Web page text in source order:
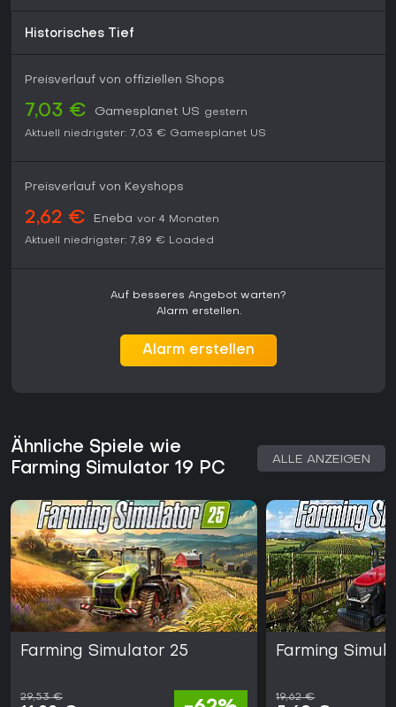
Historisches Tief
Preisverlauf von offiziellen Shops
7,03 € Gamesplanet US gestern
Aktuell niedrigster: 7,03 € Gamesplanet US
Preisverlauf von Keyshops
2,62 € Eneba vor 4 Monaten
Aktuell niedrigster: 7,89 € Loaded
Auf besseres Angebot warten?
Alarm erstellen.
Alarm erstellen
Ähnliche Spiele wie
Farming Simulator 19 PC
ALLE ANZEIGEN
Farming Simulator 25
29,53 €
Farming
19,62 €